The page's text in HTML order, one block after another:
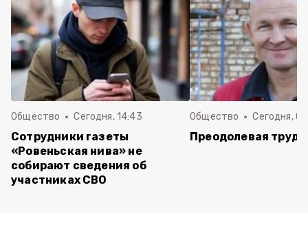
Общество Сегодня, 14:43
Сотрудники газеты
«Ровеньская нива» не
собирают сведения об
участниках СВО
Общество Сегодня,
Преодолевая